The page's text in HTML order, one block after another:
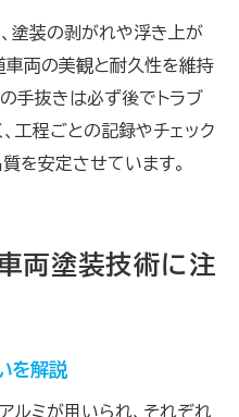
塗装の剥がれや浮き上が
車両の美観と耐久性を維持
手抜きは必ず後でトラブ
工程ごとの記録やチェック
を安定させています。
両塗装技術に注
を解説
ルミが用いられ、それぞれ